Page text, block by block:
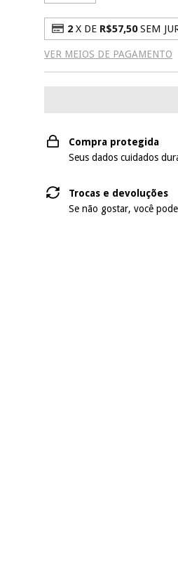
2 X DE R$57,50 SEM
VER MEIOS DE PAGAMENTO
Compra protegida
Seus dados cuidados
Trocas e devoluções
Se não gostar, você